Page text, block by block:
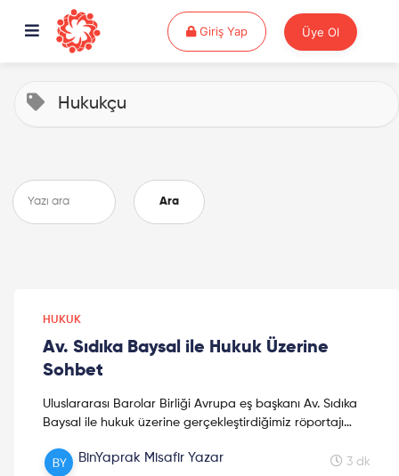
Giriş YapGiriş Yap Üye Ol
Hukukçu
Ara
HUKUK
Av. Sıdıka Baysal ile Hukuk Üzerine
Sohbet
Uluslararası Barolar Birliği Avrupa eş başkanı Av. Sıdıka
Baysal ile hukuk üzerine gerçekleştirdiğimiz röportajı
BinYaprak Misafir Yazar 3 dk